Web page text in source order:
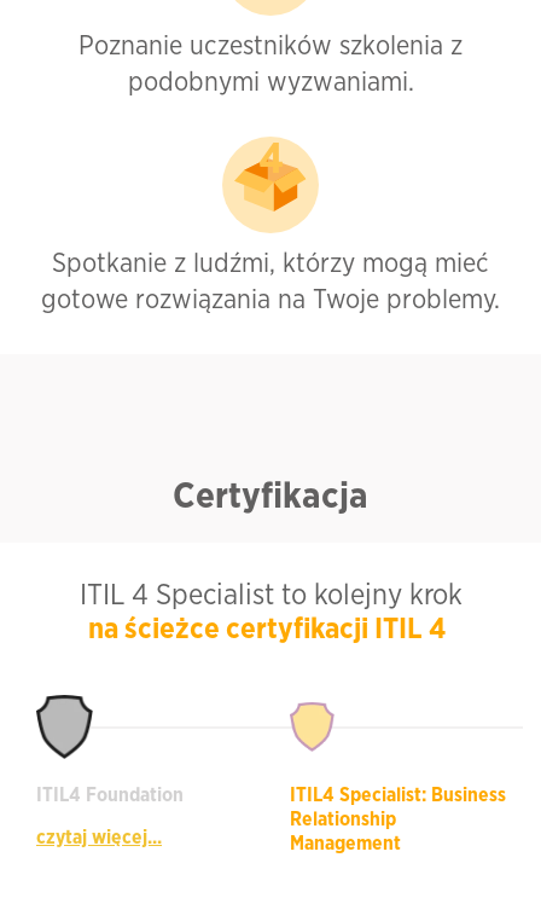
Poznanie uczestników szkolenia z
podobnymi wyzwaniami.
Spotkanie z ludźmi, którzy mogą mieć
gotowe rozwiązania na Twoje problemy.
Certyfikacja
ITIL 4 Specialist to kolejny krok
na ścieżce certyfikacji ITIL 4
ITIL4 Foundation
czytaj więcej...
ITIL4 Specialist: Business
Relationship
Management